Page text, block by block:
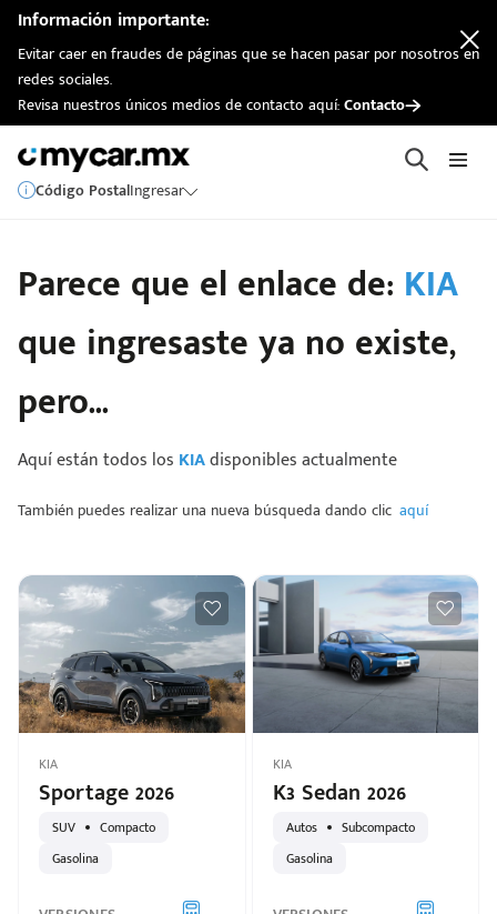
Información importante:
Evitar caer en fraudes de páginas que se hacen pasar por nosotros en
redes sociales.
Revisa nuestros únicos medios de contacto aquí:Contacto
Código PostalIngresar
Parece que el enlace de: KIA
que ingresaste ya no existe,
pero...
Aquí están todos los KIAdisponibles actualmente
También puedes realizar una nueva búsqueda dando clic aquí
Sportage 2026
KIA
SUV
Compacto
Gasolina
K3 Sedan 2026
KIA
Autos
Subcompacto
Gasolina